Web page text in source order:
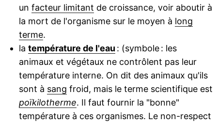
un facteur limitant de croissance, voir aboutir à
la mort de l'organisme sur le moyen à long
terme.
la température de l'eau : (symbole : les
animaux et végétaux ne contrôlent pas leur
température interne. On dit des animaux qu'ils
sont à sang froid, mais le terme scientifique est
poïkilotherme. Il faut fournir la "bonne"
température à ces organismes. Le non-respect